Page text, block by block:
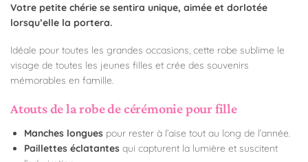
Votre petite chérie se sentira unique, aimée et dorlotée
lorsqu’elle la portera.
Idéale pour toutes les grandes occasions, cette robe sublime le
visage de toutes les jeunes filles et crée des souvenirs
mémorables en famille.
Atouts de la robe de cérémonie pour fille
Manches longues pour rester à l’aise tout au long de l’année.
Paillettes éclatantes qui capturent la lumière et suscitent